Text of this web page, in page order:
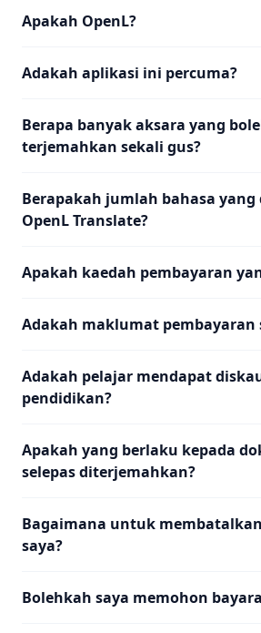
Apakah OpenL?
Adakah aplikasi ini percuma?
Berapa banyak aksara yang
terjemahkan sekali gus?
Berapakah jumlah bahasa yang
OpenL Translate?
Apakah kaedah pembayaran
Adakah maklumat pembayaran
Adakah pelajar mendapat
pendidikan?
Apakah yang berlaku kepada
selepas diterjemahkan?
Bagaimana untuk
saya?
Bolehkah saya memohon